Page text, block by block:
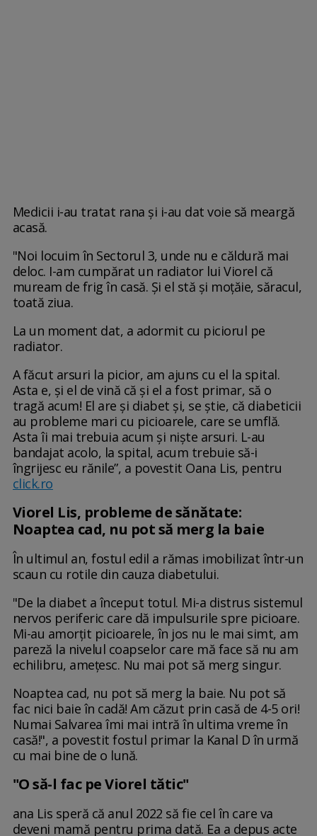
Medicii i-au tratat rana și i-au dat voie să meargă
acasă.
"Noi locuim în Sectorul 3, unde nu e căldură mai
deloc. I-am cumpărat un radiator lui Viorel că
muream de frig în casă. Și el stă și moțăie, săracul,
toată ziua.
La un moment dat, a adormit cu piciorul pe
radiator.
A făcut arsuri la picior, am ajuns cu el la spital.
Asta e, și el de vină că și el a fost primar, să o
tragă acum! El are și diabet și, se știe, că diabeticii
au probleme mari cu picioarele, care se umflă.
Asta îi mai trebuia acum și niște arsuri. L-au
bandajat acolo, la spital, acum trebuie să-i
îngrijesc eu rănile”, a povestit Oana Lis, pentru
click.ro
Viorel Lis, probleme de sănătate:
Noaptea cad, nu pot să merg la baie
În ultimul an, fostul edil a rămas imobilizat într-un
scaun cu rotile din cauza diabetului.
"De la diabet a început totul. Mi-a distrus sistemul
nervos periferic care dă impulsurile spre picioare.
Mi-au amorțit picioarele, în jos nu le mai simt, am
pareză la nivelul coapselor care mă face să nu am
echilibru, amețesc. Nu mai pot să merg singur.
Noaptea cad, nu pot să merg la baie. Nu pot să
fac nici baie în cadă! Am căzut prin casă de 4-5 ori!
Numai Salvarea îmi mai intră în ultima vreme în
casă!", a povestit fostul primar la Kanal D în urmă
cu mai bine de o lună.
"O să-l fac pe Viorel tătic"
ana Lis speră că anul 2022 să fie cel în care va
deveni mamă pentru prima dată. Ea a depus acte